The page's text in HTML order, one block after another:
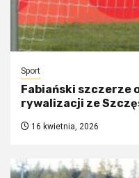
Sport
Fabiański szczerze
rywalizacji ze
16 kwietnia, 2026